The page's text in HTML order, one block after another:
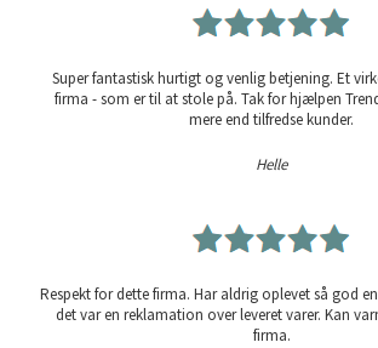
Super fantastisk hurtigt og venlig betjening. Et
firma - som er til at stole på. Tak for hjælpen
mere end tilfredse kunder.
Helle
Respekt for dette firma. Har aldrig oplevet så god
det var en reklamation over leveret varer. Kan
firma.